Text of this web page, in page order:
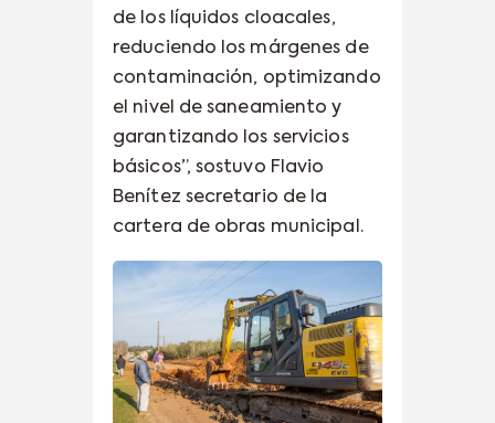
de los líquidos cloacales,
reduciendo los márgenes de
contaminación, optimizando
el nivel de saneamiento y
garantizando los servicios
básicos”, sostuvo Flavio
Benítez secretario de la
cartera de obras municipal.